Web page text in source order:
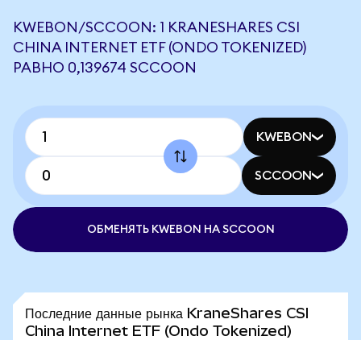
KWEBON/SCCOON: 1 KRANESHARES CSI
CHINA INTERNET ETF (ONDO TOKENIZED)
РАВНО 0,139674 SCCOON
KWEBON
SCCOON
ОБМЕНЯТЬ KWEBON НА SCCOON
Последние данные рынка KraneShares CSI
China Internet ETF (Ondo Tokenized)